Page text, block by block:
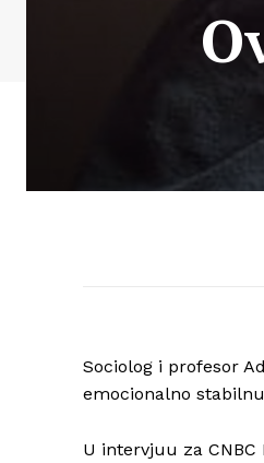
Sociolog i profesor
emocionalno
U intervjuu za